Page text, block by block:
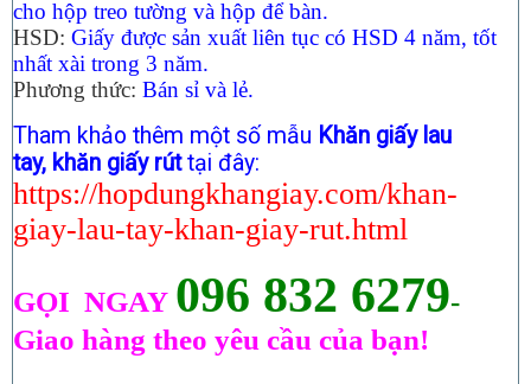
cho hộp treo tường và hộp để bàn.
HSD: Giấy được sản xuất liên tục có HSD 4 năm, tốt
nhất xài trong 3 năm.
Phương thức: Bán sỉ và lẻ.
Tham khảo thêm một số mẫu Khăn giấy lau
tay, khăn giấy rúttại đây:
https://hopdungkhangiay.com/khan-
giay-lau-tay-khan-giay-rut.html
GỌI NGAY 096 832 6279-
Giao hàng theo yêu cầu của bạn!